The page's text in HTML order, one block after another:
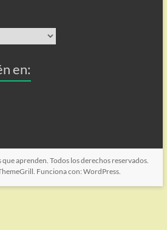
en:
que aprenden . Todos los derechos reservados.
Funciona con:WordPress